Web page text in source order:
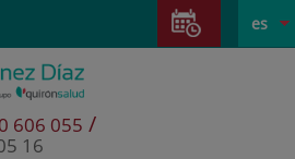
activo
es
606 055 /
16